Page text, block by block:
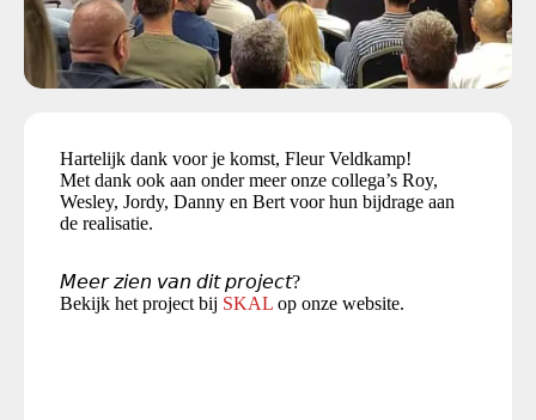
Hartelijk dank voor je komst, Fleur Veldkamp!
Met dank ook aan onder meer onze collega’s Roy,
Wesley, Jordy, Danny en Bert voor hun bijdrage aan
de realisatie.
𝘔𝘦𝘦𝘳 𝘻𝘪𝘦𝘯 𝘷𝘢𝘯 𝘥𝘪𝘵 𝘱𝘳𝘰𝘫𝘦𝘤𝘵?
Bekijk het project bij SKAL op onze website.